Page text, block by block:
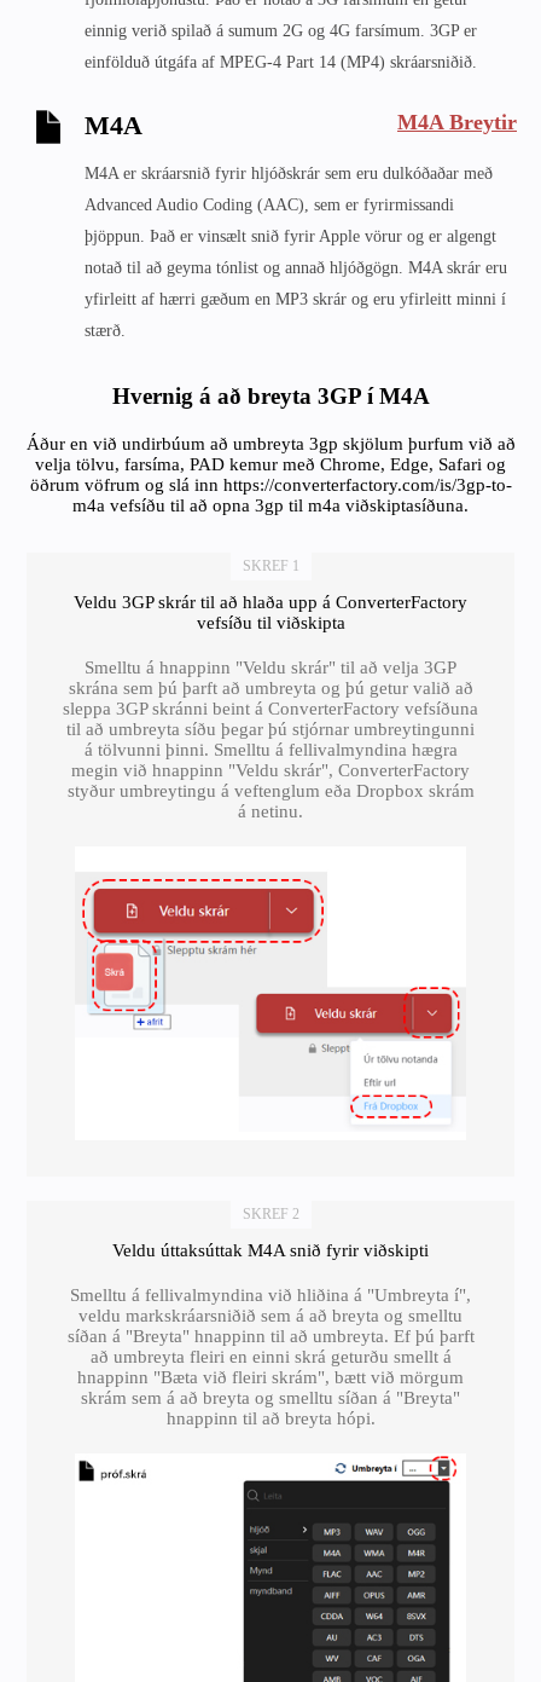
einnig verið spilað á sumum 2G og 4G farsímum. 3GP er
einfölduð útgáfa af MPEG-4 Part 14 (MP4) skráarsniðið.
M4A M4A Breytir
M4A er skráarsnið fyrir hljóðskrár sem eru dulkóðaðar með
Advanced Audio Coding (AAC), sem er fyrirmissandi
þjöppun. Það er vinsælt snið fyrir Apple vörur og er algengt
notað til að geyma tónlist og annað hljóðgögn. M4A skrár eru
yfirleitt af hærri gæðum en MP3 skrár og eru yfirleitt minni í
stærð.
Hvernig á að breyta 3GP í M4A
Áður en við undirbúum að umbreyta 3gp skjölum þurfum við að
velja tölvu, farsíma, PAD kemur með Chrome, Edge, Safari og
öðrum vöfrum og slá inn https://converterfactory.com/is/3gp-to-
m4a vefsíðu til að opna 3gp til m4a viðskiptasíðuna.
SKREF 1
Veldu 3GP skrár til að hlaða upp á ConverterFactory
vefsíðu til viðskipta
Smelltu á hnappinn "Veldu skrár" til að velja 3GP
skrána sem þú þarft að umbreyta og þú getur valið að
sleppa 3GP skránni beint á ConverterFactory vefsíðuna
til að umbreyta síðu þegar þú stjórnar umbreytingunni
á tölvunni þinni. Smelltu á fellivalmyndina hægra
megin við hnappinn "Veldu skrár", ConverterFactory
styður umbreytingu á veftenglum eða Dropbox skrám
á netinu.
SKREF 2
Veldu úttaksúttak M4A snið fyrir viðskipti
Smelltu á fellivalmyndina við hliðina á "Umbreyta í",
veldu markskráarsniðið sem á að breyta og smelltu
síðan á "Breyta" hnappinn til að umbreyta. Ef þú þarft
að umbreyta fleiri en einni skrá geturðu smellt á
hnappinn "Bæta við fleiri skrám", bætt við mörgum
skrám sem á að breyta og smelltu síðan á "Breyta"
hnappinn til að breyta hópi.